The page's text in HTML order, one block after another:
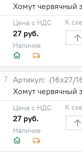
Хомут
Наличие
Цена с НДС
27 руб.
К
7
(16х27/
Хомут
Наличие
Цена с НДС
27 руб.
К